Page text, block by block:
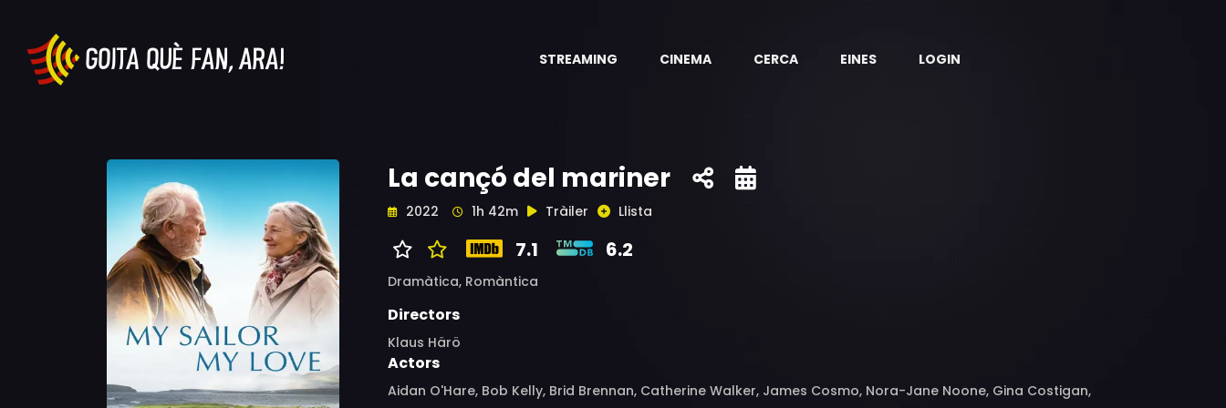
STREAMING CINEMA CERCA EINES LOGIN
La cançó del mariner
2022 1h 42m Tràiler Llista
7.1 6.2
Dramàtica, Romàntica
Directors
Klaus Härö
Actors
Aidan O'Hare, Bob Kelly, Brid Brennan, Catherine Walker, James Cosmo, Nora-Jane Noone, Gina Costigan,